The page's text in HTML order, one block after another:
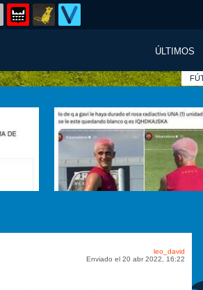
ÚLTIMOS
leo_david
Enviado el 20 abr 2022, 16:22